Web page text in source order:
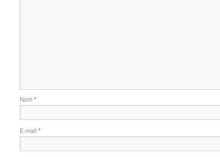
Nom *
E-mail *